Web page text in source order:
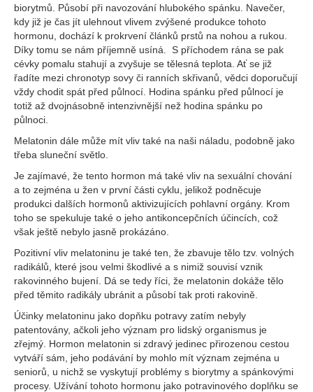
biorytmů. Působí při navozování hlubokého spánku. Navečer,
kdy již je čas jít ulehnout vlivem zvýšené produkce tohoto
hormonu, dochází k prokrvení článků prstů na nohou a rukou.
Díky tomu se nám příjemně usíná. S příchodem rána se pak
cévky pomalu stahují a zvyšuje se tělesná teplota. Ať se již
řadíte mezi chronotyp sovy či ranních skřivanů, vědci doporučují
vždy chodit spát před půlnocí. Hodina spánku před půlnocí je
totiž až dvojnásobně intenzivnější než hodina spánku po
půlnoci.
Melatonin dále může mít vliv také na naši náladu, podobně jako
třeba sluneční světlo.
Je zajímavé, že tento hormon má také vliv na sexuální chování
a to zejména u žen v první části cyklu, jelikož podněcuje
produkci dalších hormonů aktivizujících pohlavní orgány. Krom
toho se spekuluje také o jeho antikoncepčních účincích, což
však ještě nebylo jasně prokázáno.
Pozitivní vliv melatoninu je také ten, že zbavuje tělo tzv. volných
radikálů, které jsou velmi škodlivé a s nimiž souvisí vznik
rakovinného bujení. Dá se tedy říci, že melatonin dokáže tělo
před těmito radikály ubránit a působí tak proti rakovině.
Účinky melatoninu jako dopňku potravy zatím nebyly
patentovány, ačkoli jeho význam pro lidský organismus je
zřejmý. Hormon melatonin si zdravý jedinec přirozenou cestou
vytváří sám, jeho podávání by mohlo mít význam zejména u
seniorů, u nichž se vyskytují problémy s biorytmy a spánkovými
procesy. Užívání tohoto hormonu jako potravinového doplňku se